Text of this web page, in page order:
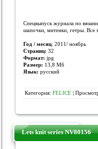
Спецвыпуск журнала по
шапочки, митенки, гетры. Все
Год / месяц: 2011/ ноябрь
Страниц: 32
Формат: jpg
Размер: 13,8 Мб
Язык: русский
Категория: FELICE |
Lets knit series NV80156